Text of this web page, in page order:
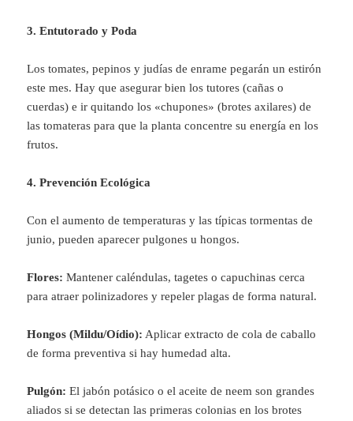
3. Entutorado y Poda
Los tomates, pepinos y judías de enrame pegarán un estirón
este mes. Hay que asegurar bien los tutores (cañas o
cuerdas) e ir quitando los «chupones» (brotes axilares) de
las tomateras para que la planta concentre su energía en los
frutos.
4. Prevención Ecológica
Con el aumento de temperaturas y las típicas tormentas de
junio, pueden aparecer pulgones u hongos.
Flores: Mantener caléndulas, tagetes o capuchinas cerca
para atraer polinizadores y repeler plagas de forma natural.
Hongos (Mildu/Oídio): Aplicar extracto de cola de caballo
de forma preventiva si hay humedad alta.
Pulgón: El jabón potásico o el aceite de neem son grandes
aliados si se detectan las primeras colonias en los brotes